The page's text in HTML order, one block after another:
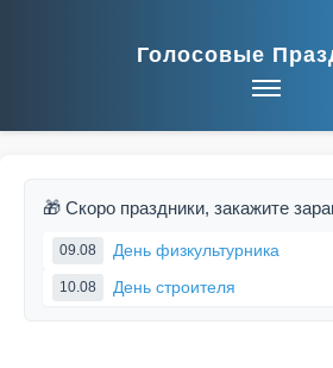
Голосовые
🎁 Скоро праздники, закажите
09.08 День физкультурника
10.08 День строителя